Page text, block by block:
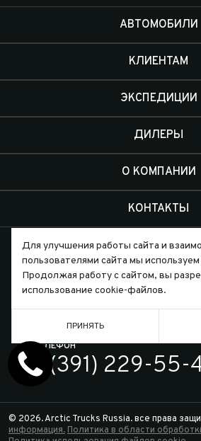
АВТОМОБИЛИ
КЛИЕНТАМ
ЭКСПЕДИЦИИ
ДИЛЕРЫ
О КОМПАНИИ
КОНТАКТЫ
Письмо директору
ТЕЛЕФОН
7 (391) 229-55-
© 2026. Arctic Trucks Russia. все права
информация. Политика в области
Для улучшения работы сайта и
пользователями сайта мы
Продолжая работу с сайтом, вы
использование cookie-файлов.
ПРИНЯТЬ